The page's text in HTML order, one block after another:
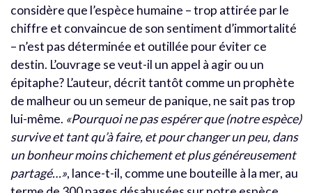
considère que l’espèce humaine – trop attirée par le
chiffre et convaincue de son sentiment d’immortalité
– n’est pas déterminée et outillée pour éviter ce
destin. L’ouvrage se veut-il un appel à agir ou un
épitaphe? L’auteur, décrit tantôt comme un prophète
de malheur ou un semeur de panique, ne sait pas trop
lui-même. «Pourquoi ne pas espérer que (notre espèce)
survive et tant qu’à faire, et pour changer un peu, dans
un bonheur moins chichement et plus généreusement
partagé…», lance-t-il, comme une bouteille à la mer, au